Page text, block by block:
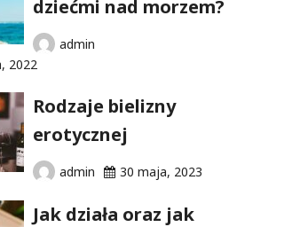
dziećmi nad morzem?
admin
2022
Rodzaje bielizny
erotycznej
admin 30 maja, 2023
Jak działa oraz jak